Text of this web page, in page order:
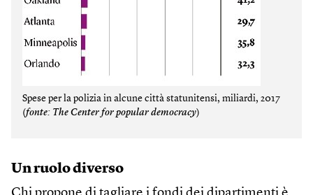
Spese per la polizia in alcune città statunitensi, miliardi, 2017
(fonte: The Center for popular democracy)
Un ruolo diverso